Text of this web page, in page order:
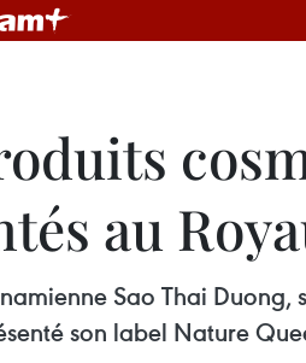
au
Sao Thai
son label Nature